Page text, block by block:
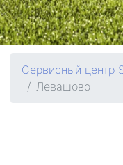
Сервисный центр
Левашово